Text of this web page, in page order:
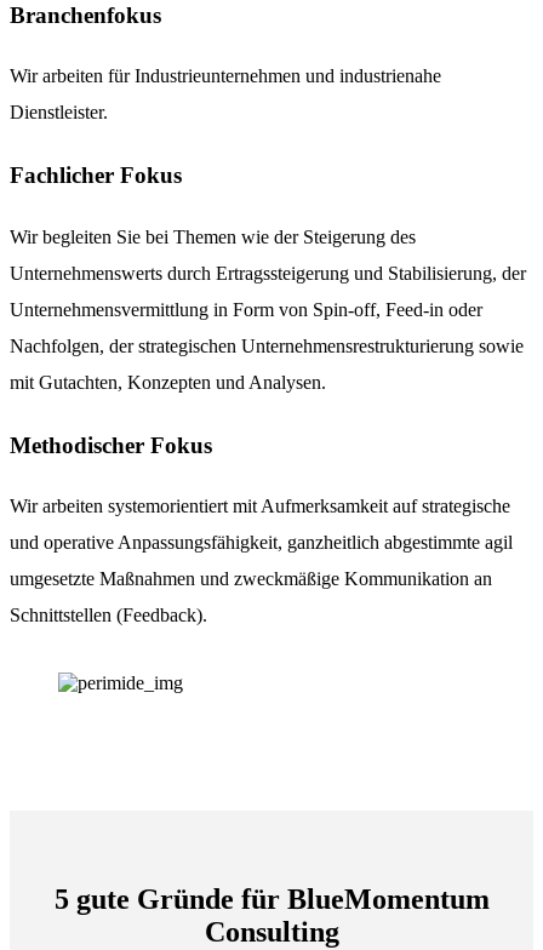
Branchenfokus
Wir arbeiten für Industrieunternehmen und industrienahe
Dienstleister.
Fachlicher Fokus
Wir begleiten Sie bei Themen wie der Steigerung des
Unternehmenswerts durch Ertragssteigerung und Stabilisierung, der
Unternehmensvermittlung in Form von Spin-off, Feed-in oder
Nachfolgen, der strategischen Unternehmensrestrukturierung sowie
mit Gutachten, Konzepten und Analysen.
Methodischer Fokus
Wir arbeiten systemorientiert mit Aufmerksamkeit auf strategische
und operative Anpassungsfähigkeit, ganzheitlich abgestimmte agil
umgesetzte Maßnahmen und zweckmäßige Kommunikation an
Schnittstellen (Feedback).
5 gute Gründe für BlueMomentum
Consulting